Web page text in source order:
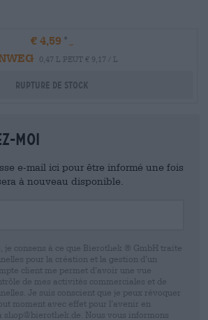
€ 4,59
0,47 L PEUT € 9,17 / L
Rupture de stock
moi
e-mail ici pour être informé une fois
à nouveau disponible.
je consens à ce que Bierothek ® GmbH traite
pour la création et la gestion d’un
client me permet d’avoir une vue
de mes activités commerciales et de
Je suis conscient que je peux révoquer
moment avec effet pour l’avenir en
shop@bierothek.de. Nous vous informons